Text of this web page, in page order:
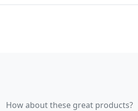
How about these great products?